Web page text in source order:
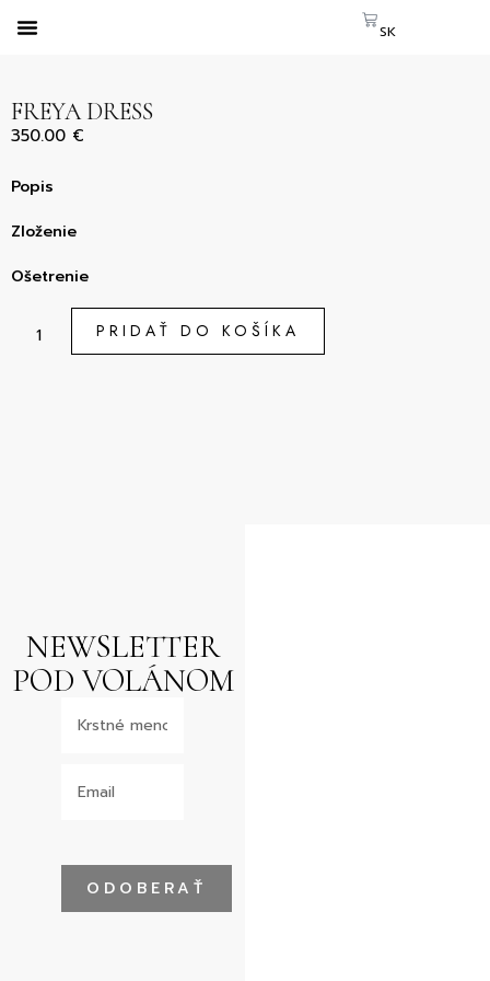
SK
FREYA DRESS
350.00 €
Popis
Zloženie
Ošetrenie
PRIDAŤ DO KOŠÍKA
NEWSLETTER
POD VOLÁNOM
ODOBERAŤ